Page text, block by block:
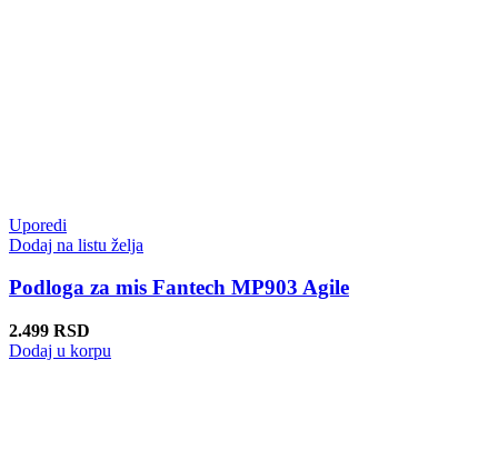
Uporedi
Dodaj na listu želja
Podloga za mis Fantech MP903 Agile
2.499 RSD
Dodaj u korpu